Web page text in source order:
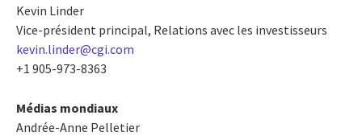
Kevin Linder
Vice-président principal, Relations avec les investisseurs
kevin.linder@cgi.com
+1 905-973-8363
Médias mondiaux
Andrée-Anne Pelletier